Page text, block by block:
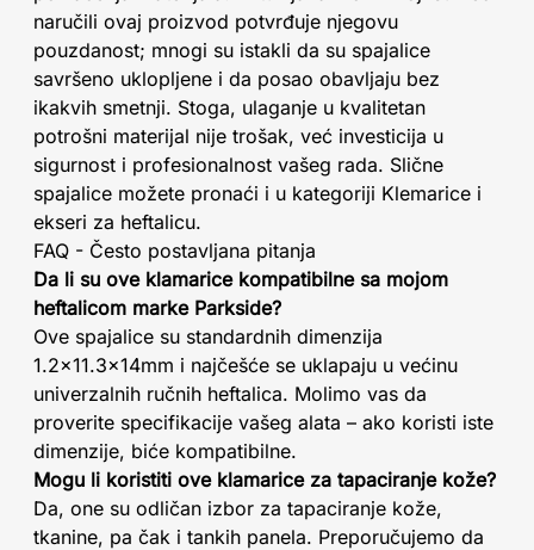
naručili ovaj proizvod potvrđuje njegovu
pouzdanost; mnogi su istakli da su spajalice
savršeno uklopljene i da posao obavljaju bez
ikakvih smetnji. Stoga, ulaganje u kvalitetan
potrošni materijal nije trošak, već investicija u
sigurnost i profesionalnost vašeg rada. Slične
spajalice možete pronaći i u kategoriji Klemarice i
ekseri za heftalicu.
FAQ - Često postavljana pitanja
Da li su ove klamarice kompatibilne sa mojom
heftalicom marke Parkside?
Ove spajalice su standardnih dimenzija
1.2x11.3x14mm i najčešće se uklapaju u većinu
univerzalnih ručnih heftalica. Molimo vas da
proverite specifikacije vašeg alata – ako koristi iste
dimenzije, biće kompatibilne.
Mogu li koristiti ove klamarice za tapaciranje kože?
Da, one su odličan izbor za tapaciranje kože,
tkanine, pa čak i tankih panela. Preporučujemo da